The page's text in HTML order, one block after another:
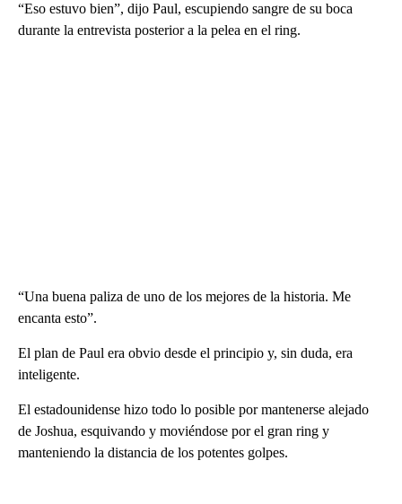
“Eso estuvo bien”, dijo Paul, escupiendo sangre de su boca
durante la entrevista posterior a la pelea en el ring.
“Una buena paliza de uno de los mejores de la historia. Me
encanta esto”.
El plan de Paul era obvio desde el principio y, sin duda, era
inteligente.
El estadounidense hizo todo lo posible por mantenerse alejado
de Joshua, esquivando y moviéndose por el gran ring y
manteniendo la distancia de los potentes golpes.